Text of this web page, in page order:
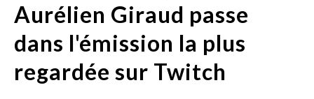
Aurélien Giraud passe
dans l'émission la plus
regardée sur Twitch